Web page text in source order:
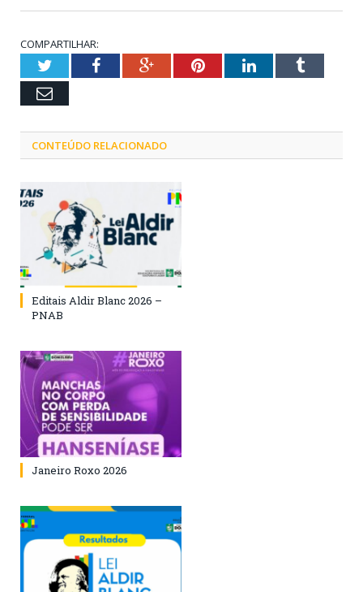
COMPARTILHAR:
TwitterFacebookGoogle+PinterestLinkedInTumblr
Email
CONTEÚDO RELACIONADO
Editais Aldir Blanc 2026 –
PNAB
Janeiro Roxo 2026